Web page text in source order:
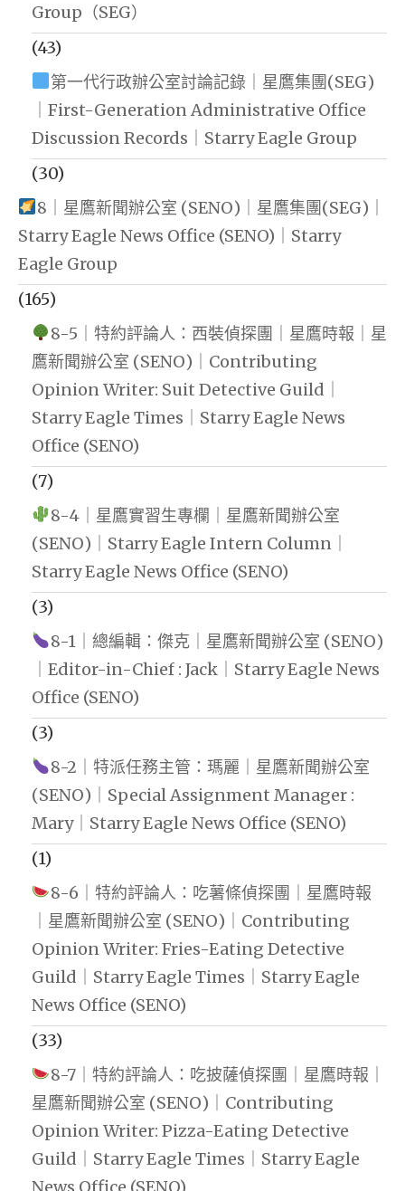
Group（SEG）
(43)
第一代行政辦公室討論記錄｜星鷹集團(SEG)
｜First-Generation Administrative Office
Discussion Records｜Starry Eagle Group
(30)
8｜星鷹新聞辦公室 (SENO)｜星鷹集團(SEG)｜
Starry Eagle News Office (SENO)｜Starry
Eagle Group
(165)
8-5｜特約評論人：西裝偵探團｜星鷹時報｜星
鷹新聞辦公室 (SENO)｜Contributing
Opinion Writer: Suit Detective Guild｜
Starry Eagle Times｜Starry Eagle News
Office (SENO)
(7)
8-4｜星鷹實習生專欄｜星鷹新聞辦公室
(SENO)｜Starry Eagle Intern Column｜
Starry Eagle News Office (SENO)
(3)
8-1｜總編輯：傑克｜星鷹新聞辦公室 (SENO)
｜Editor-in-Chief : Jack｜Starry Eagle News
Office (SENO)
(3)
8-2｜特派任務主管：瑪麗｜星鷹新聞辦公室
(SENO)｜Special Assignment Manager :
Mary｜Starry Eagle News Office (SENO)
(1)
8-6｜特約評論人：吃薯條偵探團｜星鷹時報
｜星鷹新聞辦公室 (SENO)｜Contributing
Opinion Writer: Fries-Eating Detective
Guild｜Starry Eagle Times｜Starry Eagle
News Office (SENO)
(33)
8-7｜特約評論人：吃披薩偵探團｜星鷹時報｜
星鷹新聞辦公室 (SENO)｜Contributing
Opinion Writer: Pizza-Eating Detective
Guild｜Starry Eagle Times｜Starry Eagle
News Office (SENO)